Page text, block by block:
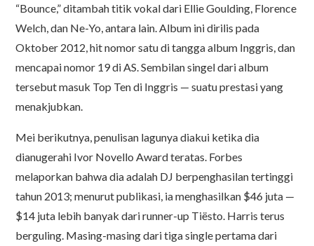
“Bounce,” ditambah titik vokal dari Ellie Goulding, Florence
Welch, dan Ne-Yo, antara lain. Album ini dirilis pada
Oktober 2012, hit nomor satu di tangga album Inggris, dan
mencapai nomor 19 di AS. Sembilan singel dari album
tersebut masuk Top Ten di Inggris — suatu prestasi yang
menakjubkan.
Mei berikutnya, penulisan lagunya diakui ketika dia
dianugerahi Ivor Novello Award teratas. Forbes
melaporkan bahwa dia adalah DJ berpenghasilan tertinggi
tahun 2013; menurut publikasi, ia menghasilkan $46 juta —
$14 juta lebih banyak dari runner-up Tiësto. Harris terus
berguling. Masing-masing dari tiga single pertama dari